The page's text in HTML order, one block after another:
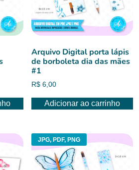
Arquivo Digital porta lápis
de borboleta dia das mães
#1
R$ 6,00
Adicionar ao carrinho
JPG, PDF, PNG